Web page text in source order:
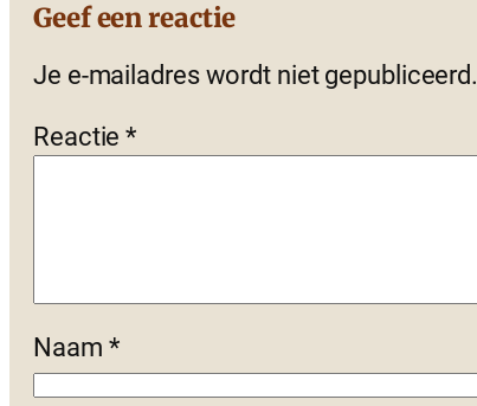
Geef een reactie
Je e-mailadres wordt niet gepubliceerd.
Reactie*
Naam *